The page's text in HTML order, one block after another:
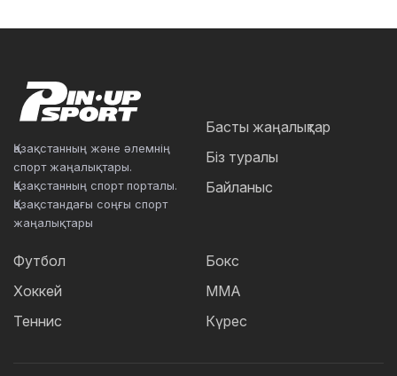
Қазақстанның және әлемнің
спорт жаңалықтары.
Қазақстанның спорт порталы.
Қазақстандағы соңғы спорт
жаңалықтары
Басты жаңалықтар
Біз туралы
Байланыс
Футбол
Хоккей
Теннис
Бокс
ММА
Күрес